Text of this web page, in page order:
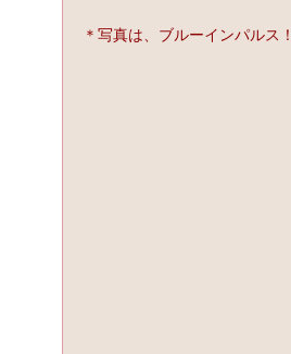
＊写真は、ブルーインパルス！